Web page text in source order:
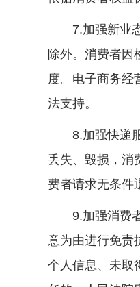
7.加强新业态
除外。消费者因
度。电子商务经
法支持。
8.加强快递服
丢失、毁损，消
费者请求无条件
9.加强消费者
意为由进行免责
个人信息、未取